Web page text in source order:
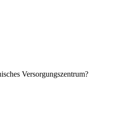
Versorgungszentrum?